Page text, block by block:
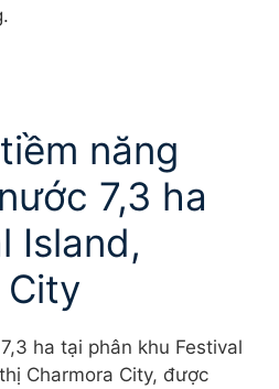
năng
7,3 ha
Island,
City
ha tại phân khu Festival
Charmora City, được